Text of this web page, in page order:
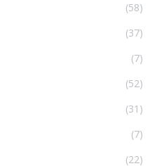
(58)
(37)
(7)
(52)
(31)
(7)
(22)